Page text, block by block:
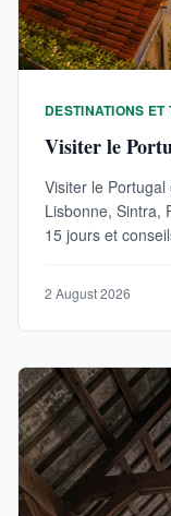
DESTINATIONS ET
Visiter le
Visiter le
Lisbonne, Sintra,
15 jours et
2 August 2026